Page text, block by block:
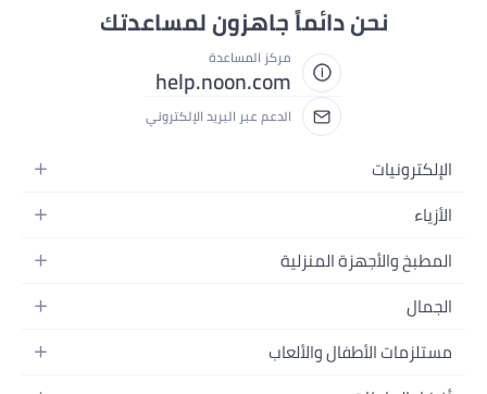
نحن دائماً جاهزون لمساعدتك
مركز المساعدة
help.noon.com
الدعم عبر البريد الإلكتروني
الإلكترونيات
الجوالات
اللابتوبات
الأجهزة المنزلية
التلفزيونات
الأزياء
أزياء نسائية
أزياء البنات
أزياء الأولاد
المطبخ والأجهزة المنزلية
الحمام
المطبخ والسفرة
الجمال
العطور
مستلزمات الأطفال والألعاب